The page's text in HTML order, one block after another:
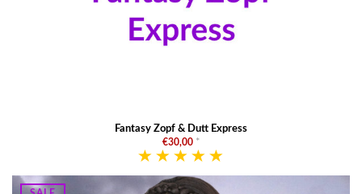
Fantasy Zopf & Dutt Express
€30,00 *